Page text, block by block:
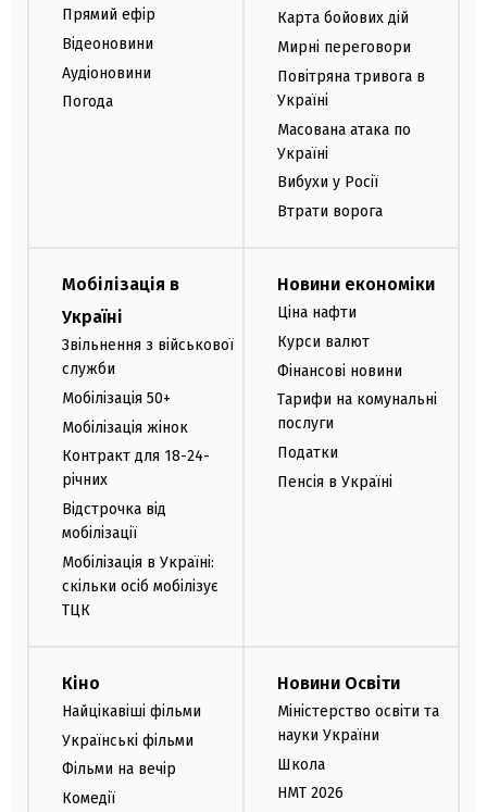
Прямий ефір
Відеоновини
Аудіоновини
Погода
Карта бойових дій
Мирні переговори
Повітряна тривога в
Україні
Масована атака по
Україні
Вибухи у Росії
Втрати ворога
Мобілізація в
Україні
Звільнення з військової
служби
Мобілізація 50+
Мобілізація жінок
Контракт для 18-24-
річних
Відстрочка від
мобілізації
Мобілізація в Україні:
скільки осіб мобілізує
ТЦК
Новини економіки
Ціна нафти
Курси валют
Фінансові новини
Тарифи на комунальні
послуги
Податки
Пенсія в Україні
Кіно
Найцікавіші фільми
Українські фільми
Фільми на вечір
Комедії
Новини Освіти
Міністерство освіти та
науки України
Школа
НМТ 2026